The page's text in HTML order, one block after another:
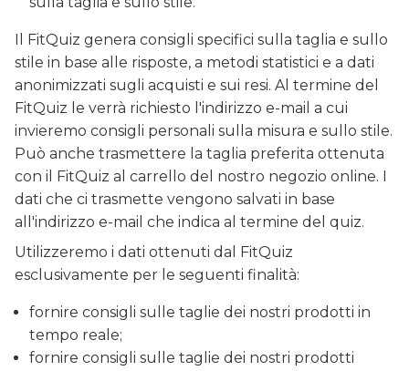
Il FitQuiz genera consigli specifici sulla taglia e sullo
stile in base alle risposte, a metodi statistici e a dati
anonimizzati sugli acquisti e sui resi. Al termine del
FitQuiz le verrà richiesto l'indirizzo e-mail a cui
invieremo consigli personali sulla misura e sullo stile.
Può anche trasmettere la taglia preferita ottenuta
con il FitQuiz al carrello del nostro negozio online. I
dati che ci trasmette vengono salvati in base
all'indirizzo e-mail che indica al termine del quiz.
Utilizzeremo i dati ottenuti dal FitQuiz
esclusivamente per le seguenti finalità:
fornire consigli sulle taglie dei nostri prodotti in
tempo reale;
fornire consigli sulle taglie dei nostri prodotti